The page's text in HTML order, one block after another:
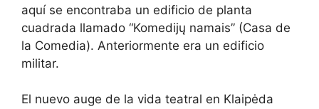
aquí se encontraba un edificio de planta
cuadrada llamado “Komedijų namais” (Casa de
la Comedia). Anteriormente era un edificio
militar.
El nuevo auge de la vida teatral en Klaipėda